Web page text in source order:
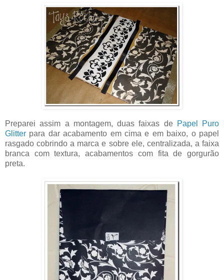
Preparei assim a montagem, duas faixas de Papel Puro
Glitter para dar acabamento em cima e em baixo, o papel
rasgado cobrindo a marca e sobre ele, centralizada, a faixa
branca com textura, acabamentos com fita de gorgurão
preta.